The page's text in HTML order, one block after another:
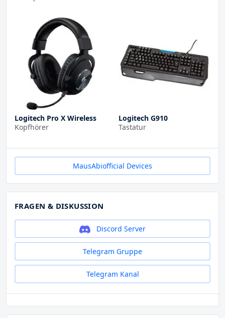
Logitech Pro X Wireless
Kopfhörer
Logitech G910
Tastatur
MausAbiofficial Devices
FRAGEN & DISKUSSION
Discord Server
Telegram Gruppe
Telegram Kanal